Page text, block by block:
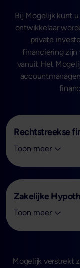
Bij Mogelijk kunt
ontwikkelaar
private
financiering zijn
vanuit Het
Rechtstreekse
Rechtstreekse
Toon meer
Zakelijke
Zakelijke
Toon meer
Mogelijk verstrekt